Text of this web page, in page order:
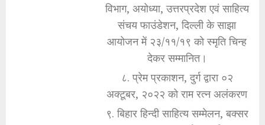
विभाग, अयोध्या, उत्तरप्रदेश एवं साहित्य
संचय फाउंडेशन, दिल्ली के साझा
आयोजन में २३/११/१९ को स्मृति चिन्ह
देकर सम्मानित।
८. प्रेम प्रकाशन, दुर्ग द्वारा ०२
अक्टूबर, २०२२ को राम रत्न अलंकरण
९. बिहार हिन्दी साहित्य सम्मेलन, बक्सर